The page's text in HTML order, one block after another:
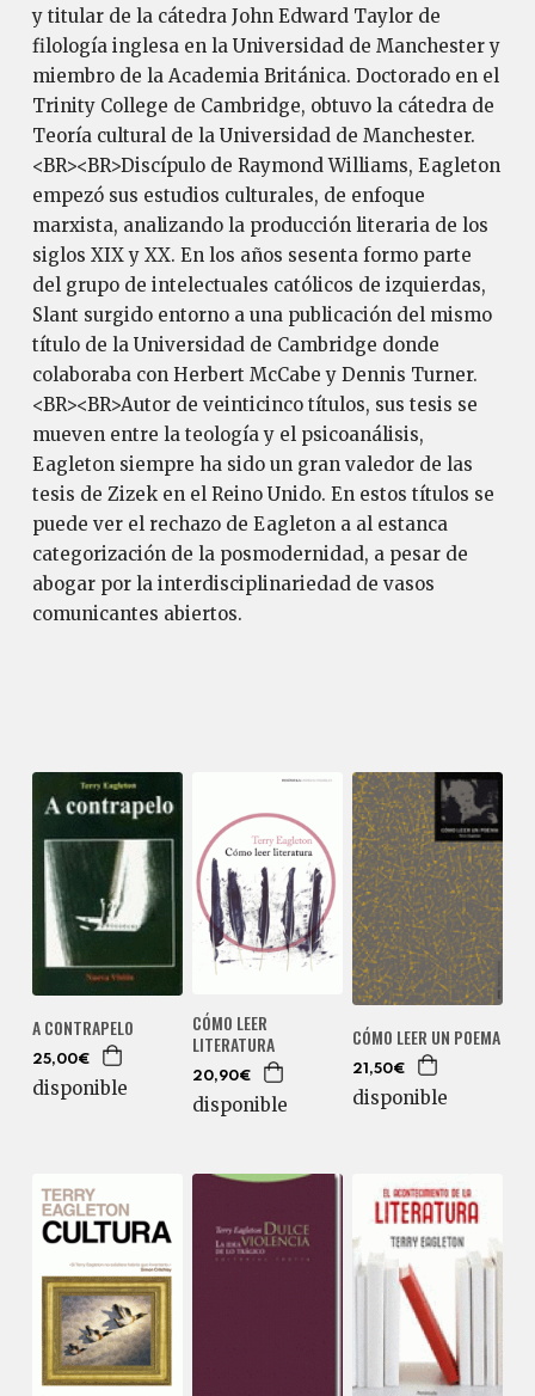
y titular de la cátedra John Edward Taylor de
filología inglesa en la Universidad de Manchester y
miembro de la Academia Británica. Doctorado en el
Trinity College de Cambridge, obtuvo la cátedra de
Teoría cultural de la Universidad de Manchester.
<BR><BR>Discípulo de Raymond Williams, Eagleton
empezó sus estudios culturales, de enfoque
marxista, analizando la producción literaria de los
siglos XIX y XX. En los años sesenta formo parte
del grupo de intelectuales católicos de izquierdas,
Slant surgido entorno a una publicación del mismo
título de la Universidad de Cambridge donde
colaboraba con Herbert McCabe y Dennis Turner.
<BR><BR>Autor de veinticinco títulos, sus tesis se
mueven entre la teología y el psicoanálisis,
Eagleton siempre ha sido un gran valedor de las
tesis de Zizek en el Reino Unido. En estos títulos se
puede ver el rechazo de Eagleton a al estanca
categorización de la posmodernidad, a pesar de
abogar por la interdisciplinariedad de vasos
comunicantes abiertos.
A CONTRAPELO
25,00€
disponible
CÓMO LEER
LITERATURA
20,90€
disponible
CÓMO LEER UN POEMA
21,50€
disponible